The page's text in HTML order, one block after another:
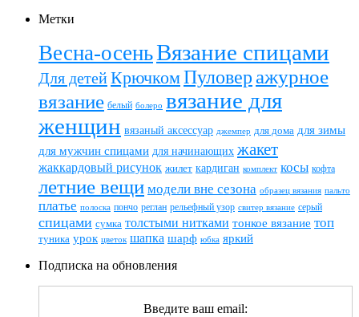
Метки
Весна-осеньВязание спицами
Для детейКрючкомПуловер ажурное
вязание белый болеро вязание для
женщин вязаный аксессуар джемпер для дома для зимы
для мужчин спицами для начинающих жакет
жаккардовый рисунок жилет кардиган комплект косы кофта
летние вещи модели вне сезона образец вязания пальто
платье полоска пончо реглан рельефный узор свитер вязание серый
спицами сумка толстыми нитками тонкое вязание топ
туника урок цветок шапка шарф юбка яркий
Подписка на обновления
Введите ваш email: